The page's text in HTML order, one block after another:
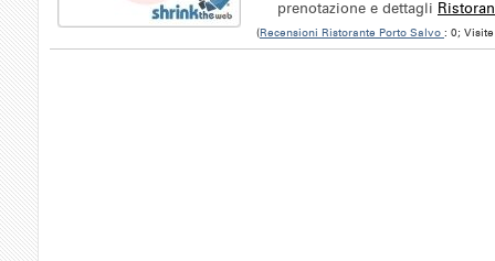
prenotazione e dettagli
(Recensioni Ristorante Porto Salvo : 0;